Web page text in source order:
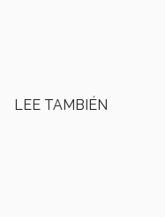
LEE TAMBIÉN